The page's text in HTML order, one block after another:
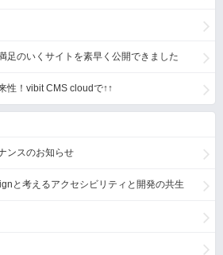
足のいくサイトを素早く公開できました
性！vibit CMS cloudで↑↑
ンスのお知らせ
と考えるアクセシビリティと開発の共生